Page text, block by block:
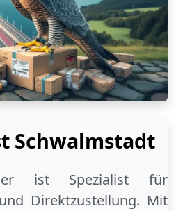
Schwalmstadt
ist Spezialist für
Direktzustellung. Mit